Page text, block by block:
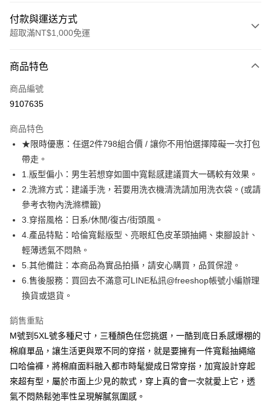
付款與運送方式
超取滿NT$1,000免運
信用卡一次付款
超商取貨付款
Apple Pay
街口支付
悠遊付
ATM付款
運送方式
每筆NT$80，滿NT$1,000(含以上)免運費
付款後全家取貨
7-11取貨付款
每筆NT$80，滿NT$1,000(含以上)免運費
每筆NT$80，滿NT$1,000(含以上)免運費
商品特色
商品編號
9107635
商品特色
★限時優惠：任選2件798組合價 / 讓你不用怕選擇障礙一次打包
帶走。
1.版型偏小：男生若想穿如圖中寬鬆感建議買大一碼較有效果。
2.洗滌方式：建議手洗，若要用洗衣機清洗請加用洗衣袋。(或請
參考衣物內洗滌標籤)
3.穿搭風格：日系/休閒/復古/街頭風。
4.產品特點：哈倫寬鬆版型、亮眼紅色皮革頭抽繩、束腳設計、
輕薄透氣不悶熱。
5.其他備註：本商品為實品拍攝，請安心購買，品質保證。
6.售後服務：買回去不滿意可LINE私訊@freeshop帳號小編辦理
換貨或退貨。
銷售重點
M號到5XL號多種尺寸，三種顏色任您挑選，一酷到底日系感爆棚的
棉麻單品，讓生活更與眾不同的穿搭，就是要擁有一件寬鬆抽繩縮
口哈倫褲，將棉麻面料融入都市時髦變成日常穿搭，加寬設計穿起
來超有型，屬於市面上少見的款式，穿上真的會一次就愛上它，透
氣不悶熱鬆弛率性呈現解膩氛圍感。